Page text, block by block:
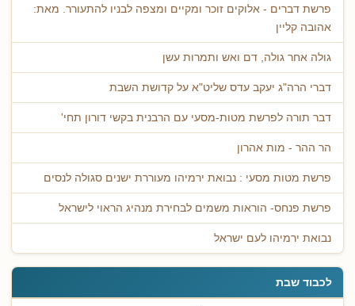
פרשת דברים - אלוקים זוכר ומקיים ומצפה לבניו להתעורר. מאת:
אהובה קליין
גולה אחר גולה, דם ואש ותמרות עשן
דברי הרה"ג יעקב עדס שליט"א על קדושת השבת
דבר תורה לפרשת מטות-מסעי עם הרבנית בקשי דורון תחי'
הר ההר - מות אהרון
פרשת מטות מסעי : נבואת ירמיהו מעוררת ישנים סגולה לנסים
פרשת פנחס- הוראות משמים לבחירת מנהיג הראוי לישראל
נבואת ירמיהו לעם ישראל
לכבוד שבת